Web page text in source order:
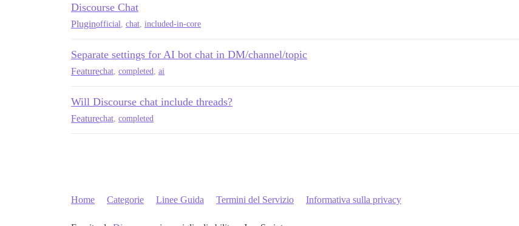
Discourse Chat
Pluginofficial, chat, included-in-core
Separate settings for AI bot chat in DM/channel/topic
Featurechat, completed, ai
Will Discourse chat include threads?
Featurechat, completed
Home Categorie Linee Guida Termini del Servizio Informativa sulla privacy